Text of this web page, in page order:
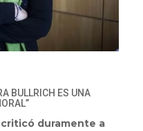
BULLRICH ES UNA
criticó duramente a